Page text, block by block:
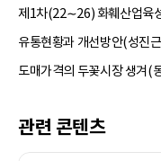
제1차(22∼26) 화훼산업육
유통현황과 개선방안(성진
도매가격의 두꽃시장 생겨(
관련 콘텐츠